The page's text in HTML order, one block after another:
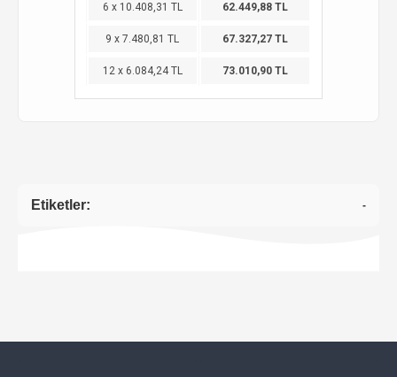
6 x 10.408,31 TL 62.449,88 TL
9 x 7.480,81 TL 67.327,27 TL
12 x 6.084,24 TL 73.010,90 TL
Etiketler: -